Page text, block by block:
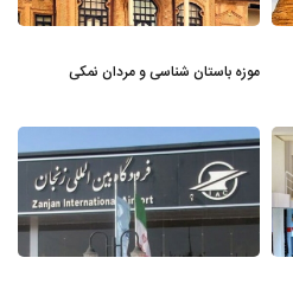
موزه باستان شناسی و مردان نمکی